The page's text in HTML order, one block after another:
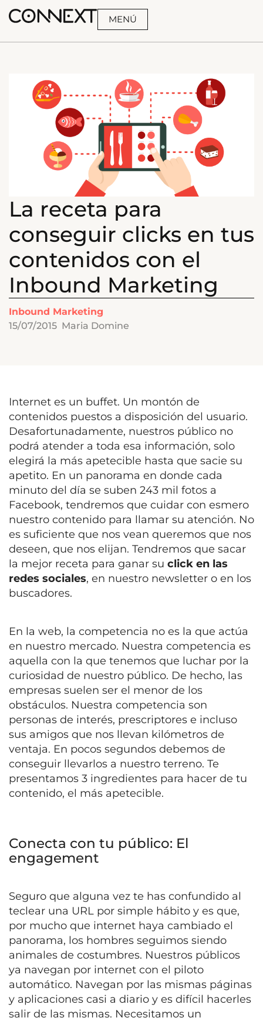
MENÚ
La receta para
conseguir clicks en tus
contenidos con el
Inbound Marketing
Inbound Marketing
15/07/2015 Maria Domine
Internet es un buffet. Un montón de
contenidos puestos a disposición del usuario.
Desafortunadamente, nuestros público no
podrá atender a toda esa información, solo
elegirá la más apetecible hasta que sacie su
apetito. En un panorama en donde cada
minuto del día se suben 243 mil fotos a
Facebook, tendremos que cuidar con esmero
nuestro contenido para llamar su atención. No
es suficiente que nos vean queremos que nos
deseen, que nos elijan. Tendremos que sacar
la mejor receta para ganar su click en las
redes sociales, en nuestro newsletter o en los
buscadores.
En la web, la competencia no es la que actúa
en nuestro mercado. Nuestra competencia es
aquella con la que tenemos que luchar por la
curiosidad de nuestro público. De hecho, las
empresas suelen ser el menor de los
obstáculos. Nuestra competencia son
personas de interés, prescriptores e incluso
sus amigos que nos llevan kilómetros de
ventaja. En pocos segundos debemos de
conseguir llevarlos a nuestro terreno. Te
presentamos 3 ingredientes para hacer de tu
contenido, el más apetecible.
Conecta con tu público: El
engagement
Seguro que alguna vez te has confundido al
teclear una URL por simple hábito y es que,
por mucho que internet haya cambiado el
panorama, los hombres seguimos siendo
animales de costumbres. Nuestros públicos
ya navegan por internet con el piloto
automático. Navegan por las mismas páginas
y aplicaciones casi a diario y es difícil hacerles
salir de las mismas. Necesitamos un